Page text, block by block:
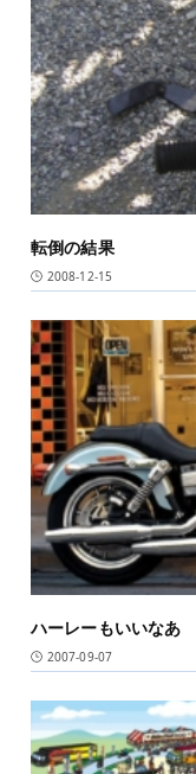
転倒の結果
2008-12-15
ハーレーもいいなあ
2007-09-07